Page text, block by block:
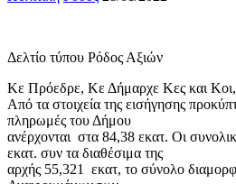
Δελτίο τύπου Ρόδος Αξιών
Κε Πρόεδρε, Κε Δήμαρχε Κες και Κοι,
Από τα στοιχεία της εισήγησης
πληρωμές του Δήμου
ανέρχονται στα 84,38 εκατ. Οι
εκατ. συν τα διαθέσιμα της
αρχής 55,321 εκατ, το σύνολο